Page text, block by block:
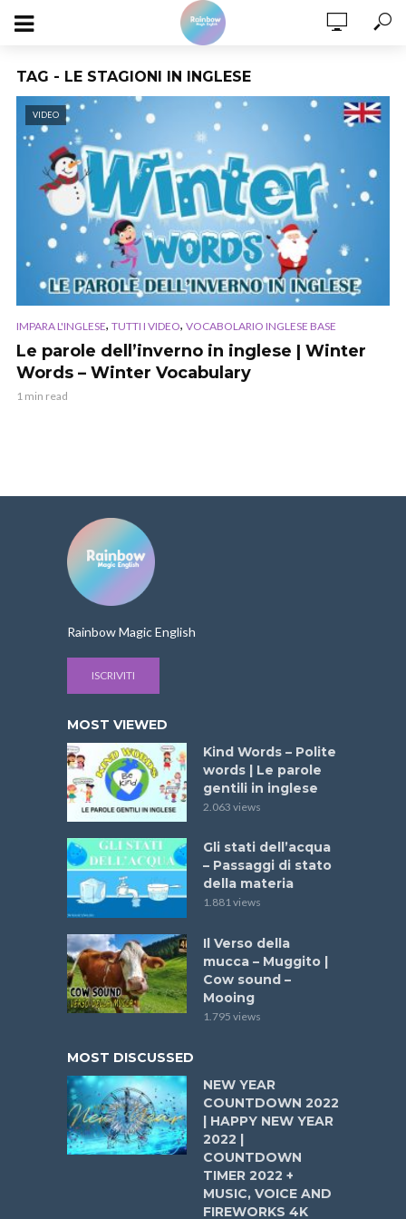
TAG - LE STAGIONI IN INGLESE
VIDEO
IMPARA L'INGLESE, TUTTI I VIDEO, VOCABOLARIO INGLESE BASE
Le parole dell’inverno in inglese | Winter
Words – Winter Vocabulary
1 min read
Rainbow Magic English
ISCRIVITI
MOST VIEWED
Kind Words – Polite
words | Le parole
gentili in inglese
2.063 views
Gli stati dell’acqua
– Passaggi di stato
della materia
1.881 views
Il Verso della
mucca – Muggito |
Cow sound –
Mooing
1.795 views
MOST DISCUSSED
NEW YEAR
COUNTDOWN 2022
| HAPPY NEW YEAR
2022 |
COUNTDOWN
TIMER 2022 +
MUSIC, VOICE AND
FIREWORKS 4K